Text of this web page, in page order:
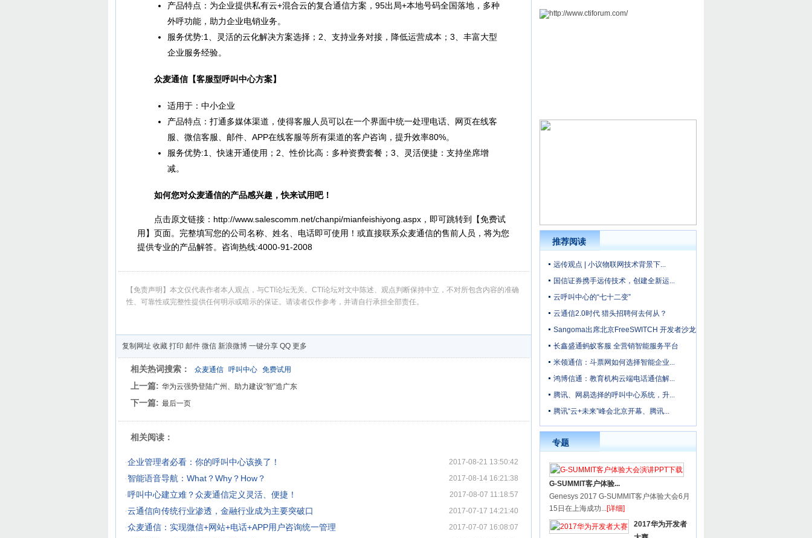
产品特点：为企业提供私有云+混合云的复合通信方案，95出局+本地号码全国落地，多种
外呼功能，助力企业电销业务。
服务优势:1、灵活的云化解决方案选择；2、支持业务对接，降低运营成本；3、丰富大型
企业服务经验。
众麦通信【客服型呼叫中心方案】
适用于：中小企业
产品特点：打通多媒体渠道，使得客服人员可以在一个界面中统一处理电话、网页在线客
服、微信客服、邮件、APP在线客服等所有渠道的客户咨询，提升效率80%。
服务优势:1、快速开通使用；2、性价比高：多种资费套餐；3、灵活便捷：支持坐席增
减。
如何您对众麦通信的产品感兴趣，快来试用吧！
点击原文链接：http://www.salescomm.net/chanpi/mianfeishiyong.aspx，即可跳转到【免费试
用】页面。完整填写您的公司名称、姓名、电话即可使用！或直接联系众麦通信的售前人员，将为您
提供专业的产品解答。咨询热线:4000-91-2008
【免责声明】本文仅代表作者本人观点，与CTI论坛无关。CTI论坛对文中陈述、观点判断保持中立，不对所包含内容的准确
性、可靠性或完整性提供任何明示或暗示的保证。请读者仅作参考，并请自行承担全部责任。
复制网址 收藏 打印 邮件 微信 新浪微博 一键分享 QQ 更多
相关热词搜索： 众麦通信 呼叫中心 免费试用
上一篇: 华为云强势登陆广州、助力建设“智”造广东
下一篇: 最后一页
相关阅读：
·企业管理者必看：你的呼叫中心该换了！ 2017-08-21 13:50:42
·智能语音导航：What？Why？How？ 2017-08-14 16:21:38
·呼叫中心建立难？众麦通信定义灵活、便捷！ 2017-08-07 11:18:57
·云通信向传统行业渗透，金融行业成为主要突破口 2017-07-17 14:21:40
·众麦通信：实现微信+网站+电话+APP用户咨询统一管理 2017-07-07 16:08:07
推荐阅读
远传观点 | 小议物联网技术背景下...
国信证券携手远传技术，创建全新运...
云呼叫中心的“七十二变”
云通信2.0时代 猎头招聘何去何从？
Sangoma出席北京FreeSWITCH 开发者沙龙
长鑫盛通蚂蚁客服 全营销智能服务平台
米领通信：斗票网如何选择智能企业...
鸿博信通：教育机构云端电话通信解...
腾讯、网易选择的呼叫中心系统，升...
腾讯“云+未来”峰会北京开幕、腾讯...
专题
G-SUMMIT客户体验...
Genesys 2017 G-SUMMIT客户体验大会6月
15日在上海成功...[详细]
2017华为开发者